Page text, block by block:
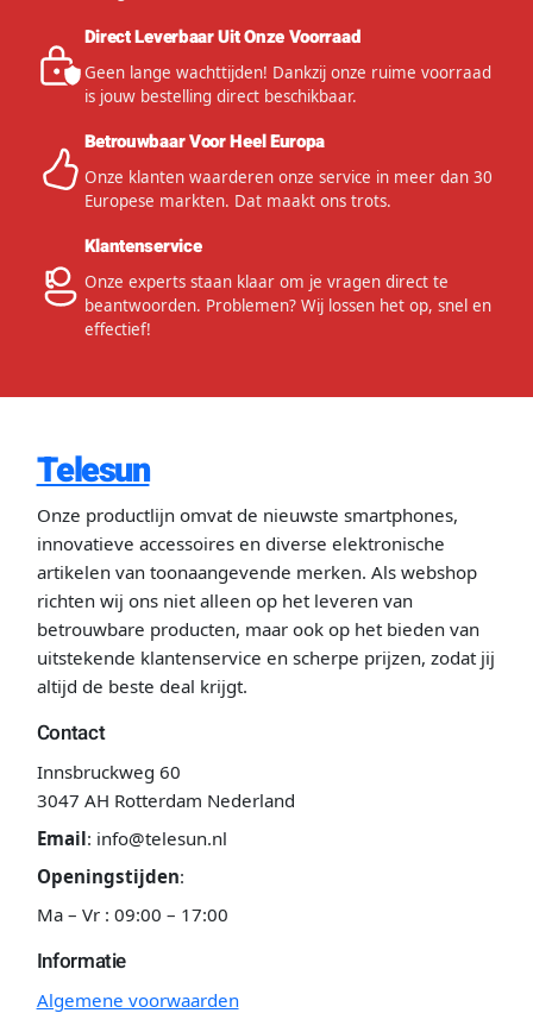
Direct Leverbaar Uit Onze Voorraad
Geen lange wachttijden! Dankzij onze ruime voorraad
is jouw bestelling direct beschikbaar.
Betrouwbaar Voor Heel Europa
Onze klanten waarderen onze service in meer dan 30
Europese markten. Dat maakt ons trots.
Klantenservice
Onze experts staan klaar om je vragen direct te
beantwoorden. Problemen? Wij lossen het op, snel en
effectief!
Telesun
Onze productlijn omvat de nieuwste smartphones,
innovatieve accessoires en diverse elektronische
artikelen van toonaangevende merken. Als webshop
richten wij ons niet alleen op het leveren van
betrouwbare producten, maar ook op het bieden van
uitstekende klantenservice en scherpe prijzen, zodat jij
altijd de beste deal krijgt.
Contact
Innsbruckweg 60
3047 AH Rotterdam Nederland
Email: info@telesun.nl
Openingstijden:
Ma – Vr : 09:00 – 17:00
Informatie
Algemene voorwaarden